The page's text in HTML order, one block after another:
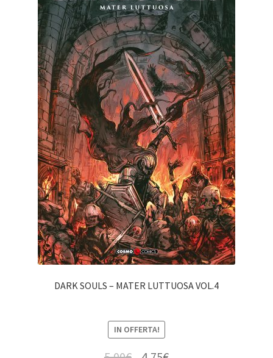
DARK SOULS – MATER LUTTUOSA VOL.4
IN OFFERTA!